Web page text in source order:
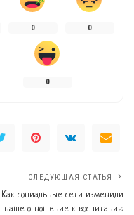
0 0
0
СЛЕДУЮЩАЯ СТАТЬЯ
Как социальные сети изменили
наше отношение к воспитанию